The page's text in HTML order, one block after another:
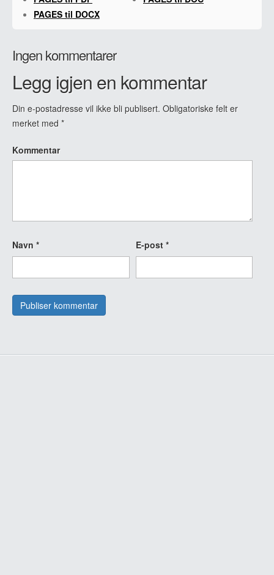
PAGES til DOCX
Ingen kommentarer
Legg igjen en kommentar
Din e-postadresse vil ikke bli publisert. Obligatoriske felt er
merket med *
Kommentar
Navn * E-post *